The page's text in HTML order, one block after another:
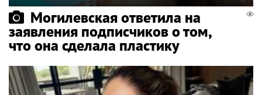
Могилевская ответила на
заявления подписчиков о том,
что она сделала пластику